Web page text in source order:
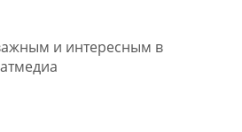
и интересным в